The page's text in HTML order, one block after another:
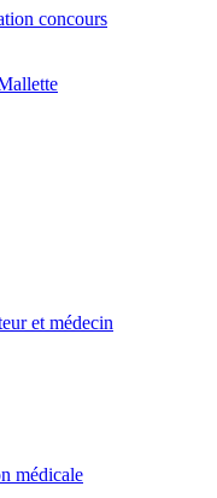
concours
et médecin
médicale